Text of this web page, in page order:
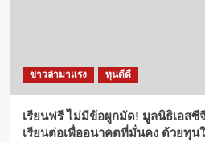
ข่าวล่ามาแรง ทุนดีดี
เรียนฟรี ไม่มีข้อผูกมัด! มูลนิธิเอสซี
เรียนต่อเพื่ออนาคตที่มั่นคง ด้วยทุน